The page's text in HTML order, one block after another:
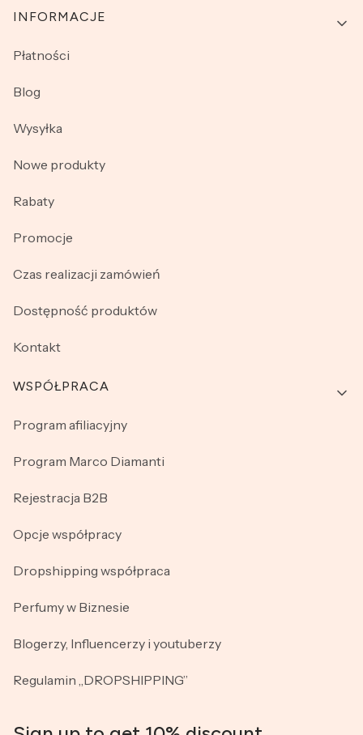
INFORMACJE
Płatności
Blog
Wysyłka
Nowe produkty
Rabaty
Promocje
Czas realizacji zamówień
Dostępność produktów
Kontakt
WSPÓŁPRACA
Program afiliacyjny
Program Marco Diamanti
Rejestracja B2B
Opcje współpracy
Dropshipping współpraca
Perfumy w Biznesie
Blogerzy, Influencerzy i youtuberzy
Regulamin „DROPSHIPPING”